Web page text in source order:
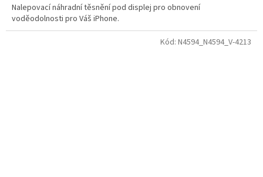
Nalepovací náhradní těsnění pod displej pro obnovení
voděodolnosti pro Váš iPhone.
Kód: N4594_N4594_V-4213